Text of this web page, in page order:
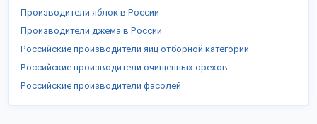
Производители яблок в России
Производители джема в России
Российские производители яиц отборной категории
Российские производители очищенных орехов
Российские производители фасолей